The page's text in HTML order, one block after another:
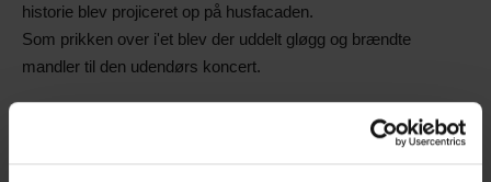
historie blev projiceret op på husfacaden.
Som prikken over i'et blev der uddelt gløgg og brændte
mandler til den udendørs koncert.